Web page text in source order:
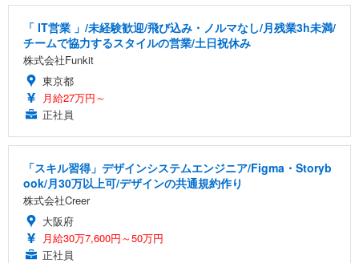
「 IT営業 」/未経験歓迎/飛び込み・ノルマなし/月残業3h未満/
チームで協力するスタイルの営業/土日祝休み
株式会社Funkit
東京都
月給27万円～
正社員
「スキル習得」デザインシステムエンジニア/Figma・Storyb
ook/月30万以上可/デザインの共通規約作り
株式会社Creer
大阪府
月給30万7,600円～50万円
正社員